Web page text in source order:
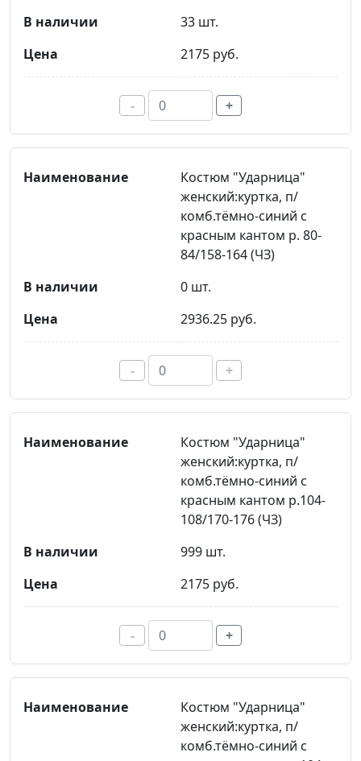
33 шт.
2175 руб.
- +
Костюм "Ударница"
женский:куртка, п/
комб.тёмно-синий с
красным кантом р. 80-
84/158-164 (ЧЗ)
0 шт.
2936.25 руб.
- +
Костюм "Ударница"
женский:куртка, п/
комб.тёмно-синий с
красным кантом р.104-
108/170-176 (ЧЗ)
999 шт.
2175 руб.
- +
Костюм "Ударница"
женский:куртка, п/
комб.тёмно-синий с